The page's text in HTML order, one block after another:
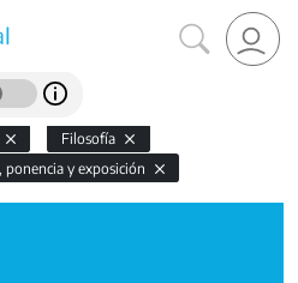
Filosofía
ponencia y exposición